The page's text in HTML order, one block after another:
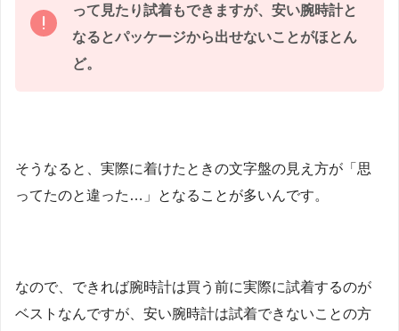
って見たり試着もできますが、安い腕時計と
なるとパッケージから出せないことがほとん
ど。
そうなると、実際に着けたときの文字盤の見え方が「思
ってたのと違った…」となることが多いんです。
なので、できれば腕時計は買う前に実際に試着するのが
ベストなんですが、安い腕時計は試着できないことの方